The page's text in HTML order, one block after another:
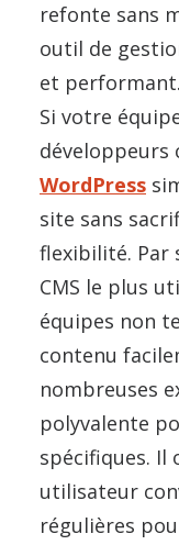
refonte sans
outil de
et performant.
Si votre
développeurs
WordPress
site sans
flexibilité. Par
CMS le plus
équipes non
contenu
nombreuses
polyvalente
spécifiques. Il
utilisateur
régulières